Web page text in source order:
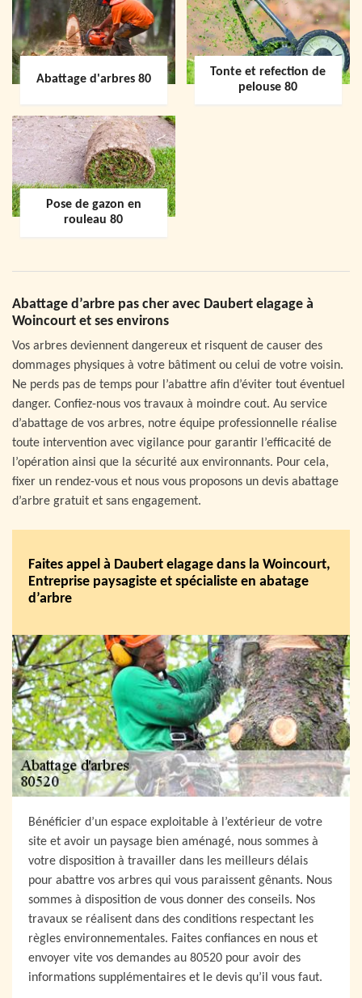
Abattage d'arbres 80
Tonte et refection de
pelouse 80
Pose de gazon en
rouleau 80
Abattage d’arbre pas cher avec Daubert elagage à
Woincourt et ses environs
Vos arbres deviennent dangereux et risquent de causer des
dommages physiques à votre bâtiment ou celui de votre voisin.
Ne perds pas de temps pour l’abattre afin d’éviter tout éventuel
danger. Confiez-nous vos travaux à moindre cout. Au service
d’abattage de vos arbres, notre équipe professionnelle réalise
toute intervention avec vigilance pour garantir l’efficacité de
l’opération ainsi que la sécurité aux environnants. Pour cela,
fixer un rendez-vous et nous vous proposons un devis abattage
d’arbre gratuit et sans engagement.
Faites appel à Daubert elagage dans la Woincourt,
Entreprise paysagiste et spécialiste en abatage
d’arbre
Bénéficier d’un espace exploitable à l’extérieur de votre
site et avoir un paysage bien aménagé, nous sommes à
votre disposition à travailler dans les meilleurs délais
pour abattre vos arbres qui vous paraissent gênants. Nous
sommes à disposition de vous donner des conseils. Nos
travaux se réalisent dans des conditions respectant les
règles environnementales. Faites confiances en nous et
envoyer vite vos demandes au 80520 pour avoir des
informations supplémentaires et le devis qu’il vous faut.